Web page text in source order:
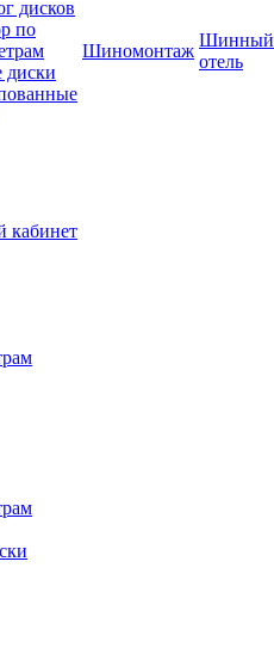
дисков
по
диски
Шиномонтаж
Шинный
отель
кабинет